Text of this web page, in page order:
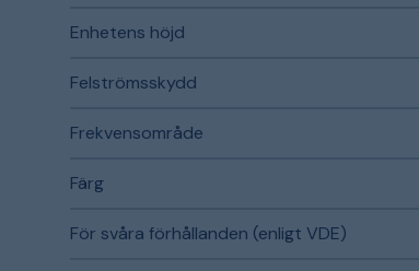
Enhetens höjd
Felströmsskydd
Frekvensområde
Färg
För svåra förhållanden (enligt VDE)